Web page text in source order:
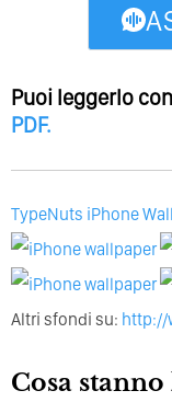
Puoi leggerlo
PDF.
TypeNuts iPhone
Altri sfondi su: http://
Cosa